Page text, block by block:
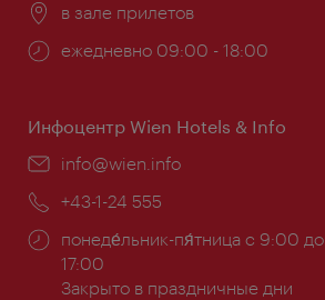
Расположение:
в зале прилетов
Часы
ежедневно 09:00 - 18:00
Инфоцентр Wien Hotels & Info
Эл.
info@wien.info
Телефон:
+43-1-24 555
Часы
работы:
понеде́льник-пя́тница с 9:00 до
17:00
Закрыто в праздничные дни